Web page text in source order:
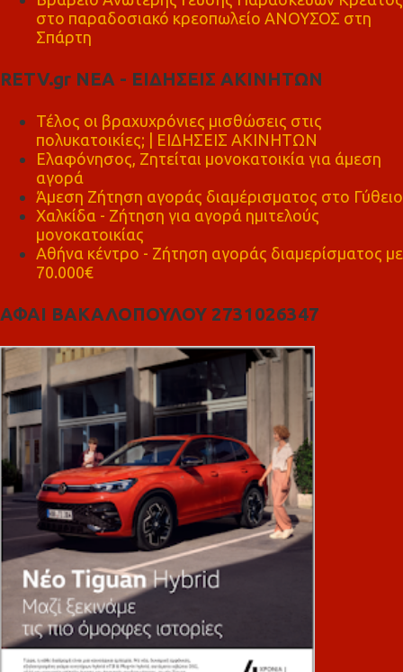
στο παραδοσιακό κρεοπωλείο ΑΝΟΥΣΟΣ στη
Σπάρτη
RETV.gr ΝΕΑ - ΕΙΔΗΣΕΙΣ ΑΚΙΝΗΤΩΝ
Τέλος οι βραχυχρόνιες μισθώσεις στις
πολυκατοικίες; | ΕΙΔΗΣΕΙΣ ΑΚΙΝΗΤΩΝ
Ελαφόνησος, Ζητείται μονοκατοικία για άμεση
αγορά
Άμεση Ζήτηση αγοράς διαμέρισματος στο Γύθειο
Χαλκίδα - Ζήτηση για αγορά ημιτελούς
μονοκατοικίας
Αθήνα κέντρο - Ζήτηση αγοράς διαμερίσματος με
70.000€
ΑΦΑΙ ΒΑΚΑΛΟΠΟΥΛΟΥ 2731026347